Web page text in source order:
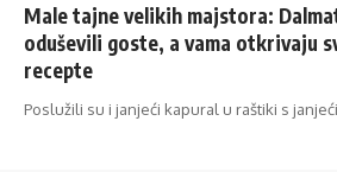
Male tajne velikih majstora:
oduševili goste, a vama otkrivaju
recepte
Poslužili su i janjeći kapural u raštiki s